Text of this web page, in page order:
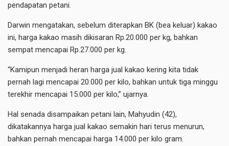
pendapatan petani.
Darwin mengatakan, sebelum diterapkan BK (bea keluar) kakao
ini, harga kakao masih dikisaran Rp.20.000 per kg, bahkan
sempat mencapai Rp.27.000 per kg.
“Kamipun menjadi heran harga jual kakao kering kita tidak
pernah lagi mencapai 20.000 per kilo, bahkan untuk tiga minggu
terekhir mencapai 15.000 per kilo,” ujarnya.
Hal senada disampaikan petani lain, Mahyudin (42),
dikatakannya harga jual kakao semakin hari terus menurun,
bahkan pernah mencapai harga 14.000 per kilo gram.